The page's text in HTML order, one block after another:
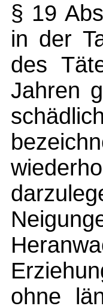
§ 19
in der
des
Jahren
ohne